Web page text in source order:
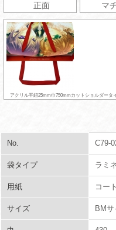
正面 マ
アクリル平紐25mm巾750mmカットショルダータ
No. C79-
袋タイプ ラミ
用紙 コー
サイズ BM